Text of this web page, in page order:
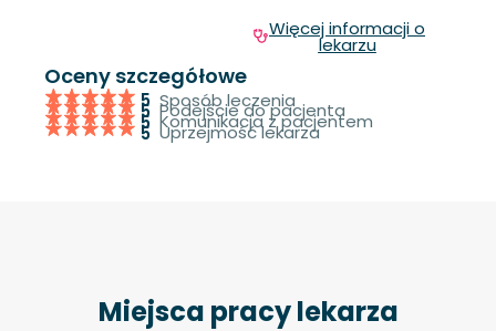
Więcej informacji o
lekarzu
Oceny szczegółowe
5 Sposób leczenia
5 Podejście do pacjenta
5 Komunikacja z pacjentem
5 Uprzejmość lekarza
Miejsca pracy lekarza